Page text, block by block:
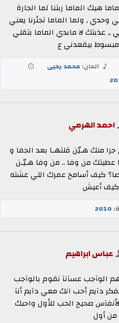
هيك الماما ربتنا لما الجارة
, ولما الماما تجئرنا يعني
عذبتك لا مابدي الماما بتقلي
مبسوط بيقعدني ع
الحان: محمد يحيى
احمد الهرمي
منك هـيّن قلتهـا بعد الجفا و
من وفا .. من وفا هـيّـن
كيف أسامح عمرك اللي عشته
أعيش
2010
عباس ابراهيم
الوآجب عسآنآ نقوم بالوآجب
دآيم أحب انك معي دآيم أنآ
صحيح الحب للأول واحبك
أول